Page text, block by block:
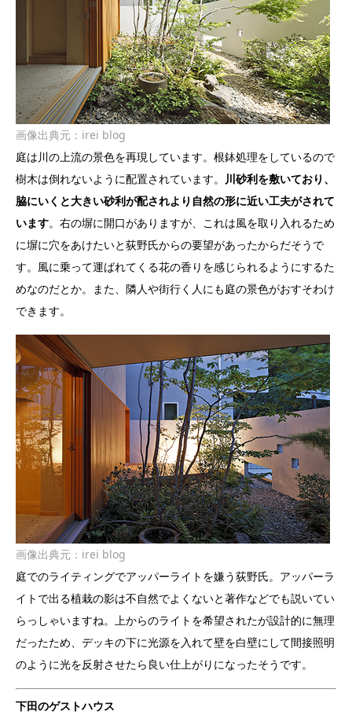
画像出典元： irei blog
庭は川の上流の景色を再現しています。根鉢処理をしているので
樹木は倒れないように配置されています。
川砂利を敷いており、
脇にいくと大きい砂利が配されより自然の形に近い工夫がされて
います。右の塀に開口がありますが、これは風を取り入れるため
に塀に穴をあけたいと荻野氏からの要望があったからだそうで
す。風に乗って運ばれてくる花の香りを感じられるようにするた
めなのだとか。また、隣人や街行く人にも庭の景色がおすそわけ
できます。
画像出典元： irei blog
庭でのライティングでアッパーライトを嫌う荻野氏。アッパーラ
イトで出る植栽の影は不自然でよくないと著作などでも説いてい
らっしゃいますね。上からのライトを希望されたが設計的に無理
だったため、デッキの下に光源を入れて壁を白壁にして間接照明
のように光を反射させたら良い仕上がりになったそうです。
下田のゲストハウス